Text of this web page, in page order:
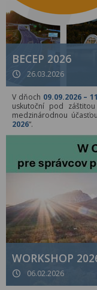
BECEP 2026
26.03.2026
V dňoch 09.09.2026 –
uskutoční pod
medzinárodnou
2026“.
WORKSHOP
06.02.2026